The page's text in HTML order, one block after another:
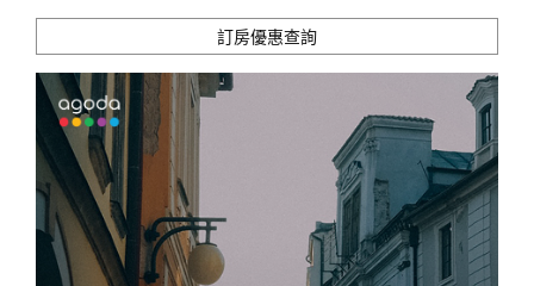
訂房優惠查詢